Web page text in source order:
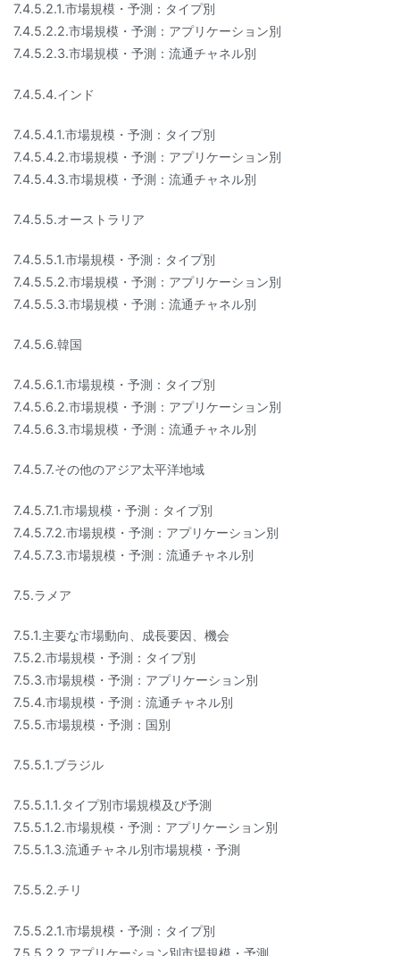
7.4.5.2.1.市場規模・予測：タイプ別
7.4.5.2.2.市場規模・予測：アプリケーション別
7.4.5.2.3.市場規模・予測：流通チャネル別
7.4.5.4.インド
7.4.5.4.1.市場規模・予測：タイプ別
7.4.5.4.2.市場規模・予測：アプリケーション別
7.4.5.4.3.市場規模・予測：流通チャネル別
7.4.5.5.オーストラリア
7.4.5.5.1.市場規模・予測：タイプ別
7.4.5.5.2.市場規模・予測：アプリケーション別
7.4.5.5.3.市場規模・予測：流通チャネル別
7.4.5.6.韓国
7.4.5.6.1.市場規模・予測：タイプ別
7.4.5.6.2.市場規模・予測：アプリケーション別
7.4.5.6.3.市場規模・予測：流通チャネル別
7.4.5.7.その他のアジア太平洋地域
7.4.5.7.1.市場規模・予測：タイプ別
7.4.5.7.2.市場規模・予測：アプリケーション別
7.4.5.7.3.市場規模・予測：流通チャネル別
7.5.ラメア
7.5.1.主要な市場動向、成長要因、機会
7.5.2.市場規模・予測：タイプ別
7.5.3.市場規模・予測：アプリケーション別
7.5.4.市場規模・予測：流通チャネル別
7.5.5.市場規模・予測：国別
7.5.5.1.ブラジル
7.5.5.1.1.タイプ別市場規模及び予測
7.5.5.1.2.市場規模・予測：アプリケーション別
7.5.5.1.3.流通チャネル別市場規模・予測
7.5.5.2.チリ
7.5.5.2.1.市場規模・予測：タイプ別
7.5.5.2.2.アプリケーション別市場規模・予測